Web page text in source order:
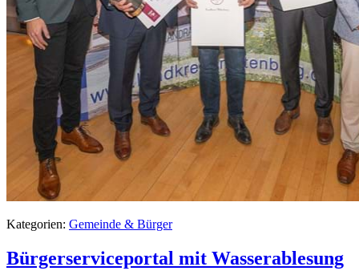
Kategorien: Gemeinde & Bürger
Bürgerserviceportal mit Wasserablesung